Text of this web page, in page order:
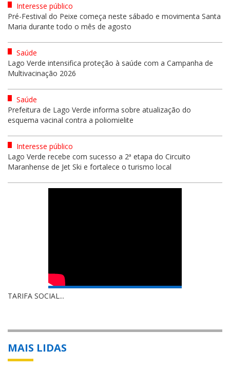
Interesse público
Pré-Festival do Peixe começa neste sábado e movimenta Santa
Maria durante todo o mês de agosto
Saúde
Lago Verde intensifica proteção à saúde com a Campanha de
Multivacinação 2026
Saúde
Prefeitura de Lago Verde informa sobre atualização do
esquema vacinal contra a poliomielite
Interesse público
Lago Verde recebe com sucesso a 2ª etapa do Circuito
Maranhense de Jet Ski e fortalece o turismo local
TARIFA SOCIAL...
MAIS LIDAS